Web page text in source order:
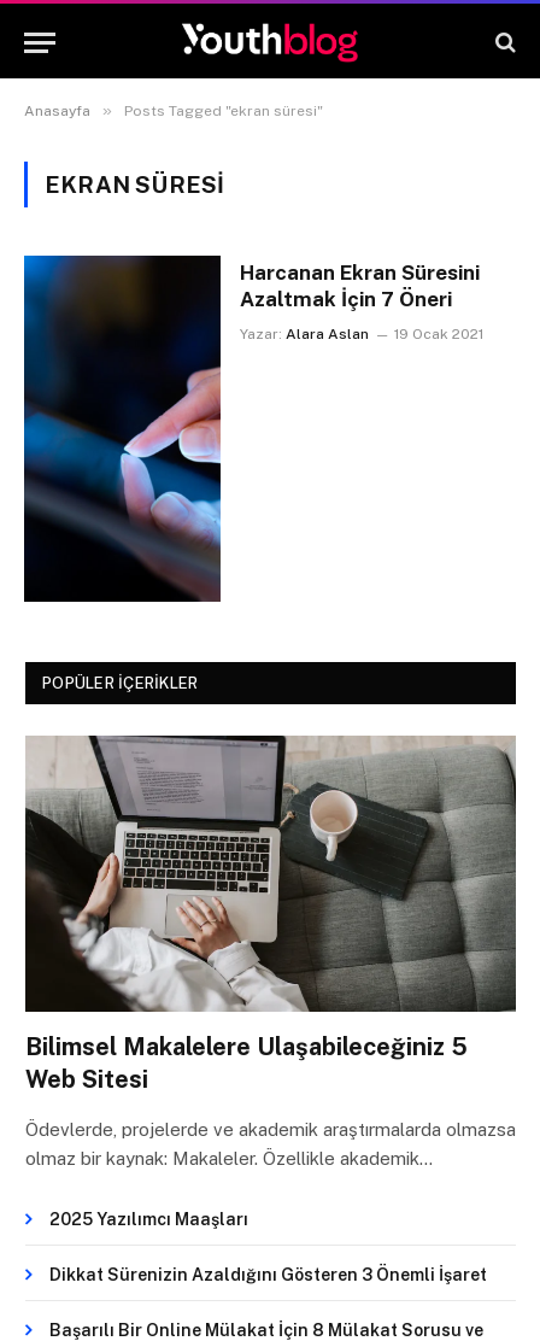
Anasayfa » Posts Tagged "ekran süresi"
EKRAN SÜRESI
Harcanan Ekran Süresini
Azaltmak İçin 7 Öneri
Yazar: Alara Aslan 19 Ocak 2021
POPÜLER İÇERIKLER
Bilimsel Makalelere Ulaşabileceğiniz 5
Web Sitesi
Ödevlerde, projelerde ve akademik araştırmalarda olmazsa
olmaz bir kaynak: Makaleler. Özellikle akademik…
2025 Yazılımcı Maaşları
Dikkat Sürenizin Azaldığını Gösteren 3 Önemli İşaret
Başarılı Bir Online Mülakat İçin 8 Mülakat Sorusu ve